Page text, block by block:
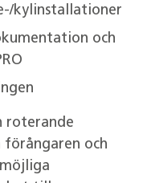
kylinstallationer
och
roterande
förångaren och